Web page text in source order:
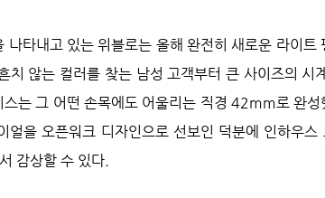
타내고 있는 위블로는 올해 완전히 새로운 라이트
치 않는 컬러를 찾는 남성 고객부터 큰 사이즈의 시
는 그 어떤 손목에도 어울리는 직경 42mm로 완성
을 오픈워크 디자인으로 선보인 덕분에 인하우스
감상할 수 있다.